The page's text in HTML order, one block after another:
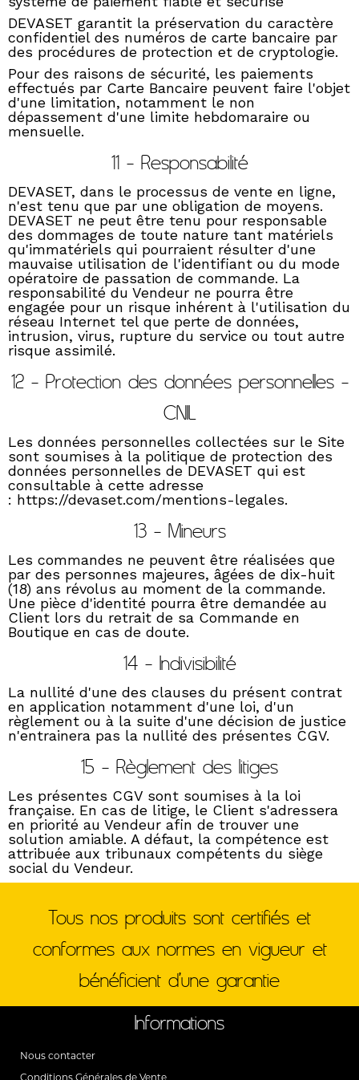
DEVASET garantit la préservation du caractère
confidentiel des numéros de carte bancaire par
des procédures de protection et de cryptologie.
Pour des raisons de sécurité, les paiements
effectués par Carte Bancaire peuvent faire l'objet
d'une limitation, notamment le non
dépassement d'une limite hebdomaraire ou
mensuelle.
11 - Responsabilité
DEVASET, dans le processus de vente en ligne,
n'est tenu que par une obligation de moyens.
DEVASET ne peut être tenu pour responsable
des dommages de toute nature tant matériels
qu'immatériels qui pourraient résulter d'une
mauvaise utilisation de l'identifiant ou du mode
opératoire de passation de commande. La
responsabilité du Vendeur ne pourra être
engagée pour un risque inhérent à l'utilisation du
réseau Internet tel que perte de données,
intrusion, virus, rupture du service ou tout autre
risque assimilé.
12 - Protection des données personnelles -
CNIL
Les données personnelles collectées sur le Site
sont soumises à la politique de protection des
données personnelles de DEVASET qui est
consultable à cette adresse
: https://devaset.com/mentions-legales.
13 - Mineurs
Les commandes ne peuvent être réalisées que
par des personnes majeures, âgées de dix-huit
(18) ans révolus au moment de la commande.
Une pièce d'identité pourra être demandée au
Client lors du retrait de sa Commande en
Boutique en cas de doute.
14 - Indivisibilité
La nullité d'une des clauses du présent contrat
en application notamment d'une loi, d'un
règlement ou à la suite d'une décision de justice
n'entrainera pas la nullité des présentes CGV.
15 - Règlement des litiges
Les présentes CGV sont soumises à la loi
française. En cas de litige, le Client s'adressera
en priorité au Vendeur afin de trouver une
solution amiable. A défaut, la compétence est
attribuée aux tribunaux compétents du siège
social du Vendeur.
Tous nos produits sont certifiés et
conformes aux normes en vigueur et
bénéficient d’une garantie
Informations
Nous contacter
Conditions Générales de Vente